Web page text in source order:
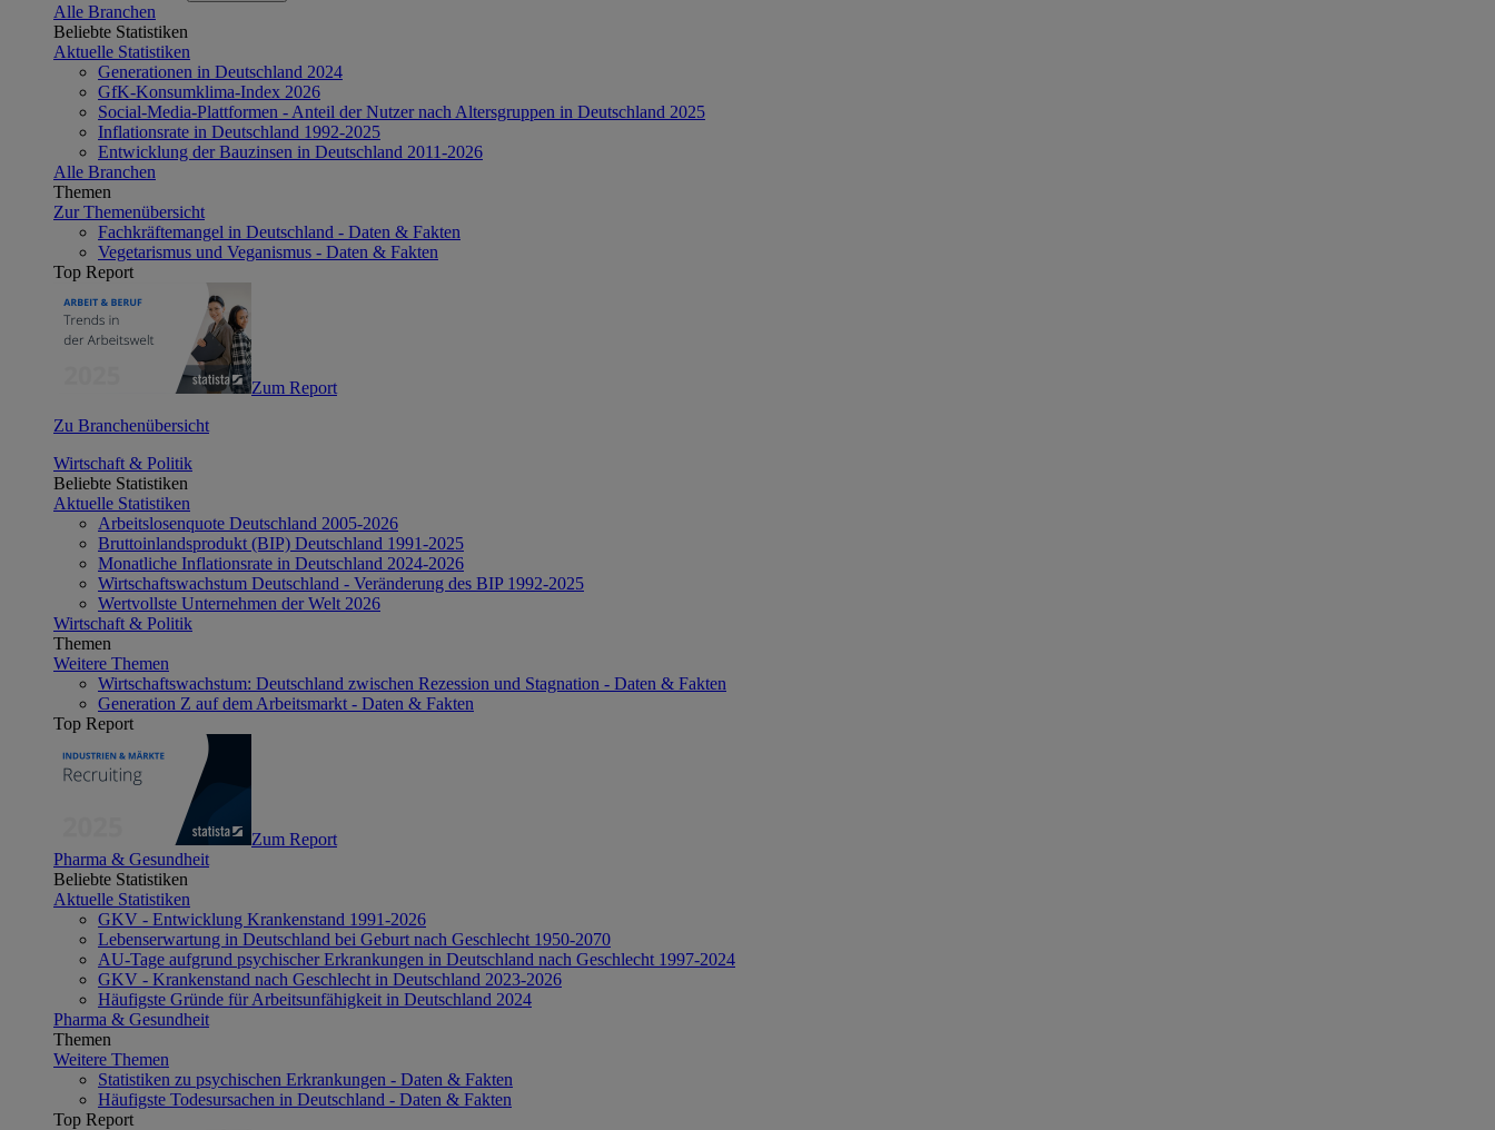
Alle Branchen
Beliebte Statistiken
Aktuelle Statistiken
Generationen in Deutschland 2024
GfK-Konsumklima-Index 2026
Social-Media-Plattformen - Anteil der Nutzer nach Altersgruppen in Deutschland 2025
Inflationsrate in Deutschland 1992-2025
Entwicklung der Bauzinsen in Deutschland 2011-2026
Alle Branchen
Themen
Zur Themenübersicht
Fachkräftemangel in Deutschland - Daten & Fakten
Vegetarismus und Veganismus - Daten & Fakten
Top Report
Zum Report
Zu Branchenübersicht
Wirtschaft & Politik
Beliebte Statistiken
Aktuelle Statistiken
Arbeitslosenquote Deutschland 2005-2026
Bruttoinlandsprodukt (BIP) Deutschland 1991-2025
Monatliche Inflationsrate in Deutschland 2024-2026
Wirtschaftswachstum Deutschland - Veränderung des BIP 1992-2025
Wertvollste Unternehmen der Welt 2026
Wirtschaft & Politik
Themen
Weitere Themen
Wirtschaftswachstum: Deutschland zwischen Rezession und Stagnation - Daten & Fakten
Generation Z auf dem Arbeitsmarkt - Daten & Fakten
Top Report
Zum Report
Pharma & Gesundheit
Beliebte Statistiken
Aktuelle Statistiken
GKV - Entwicklung Krankenstand 1991-2026
Lebenserwartung in Deutschland bei Geburt nach Geschlecht 1950-2070
AU-Tage aufgrund psychischer Erkrankungen in Deutschland nach Geschlecht 1997-2024
GKV - Krankenstand nach Geschlecht in Deutschland 2023-2026
Häufigste Gründe für Arbeitsunfähigkeit in Deutschland 2024
Pharma & Gesundheit
Themen
Weitere Themen
Statistiken zu psychischen Erkrankungen - Daten & Fakten
Häufigste Todesursachen in Deutschland - Daten & Fakten
Top Report